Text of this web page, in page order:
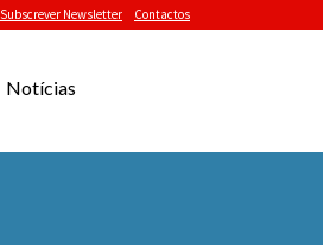
Subscrever Newsletter Contactos
Notícias